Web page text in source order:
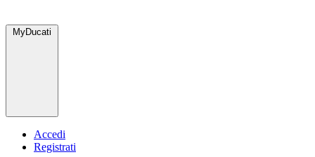
MyDucati
Accedi
Registrati